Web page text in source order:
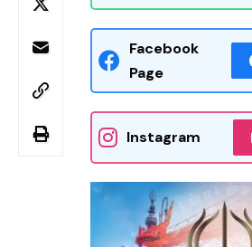
Facebook
Page
Instagram